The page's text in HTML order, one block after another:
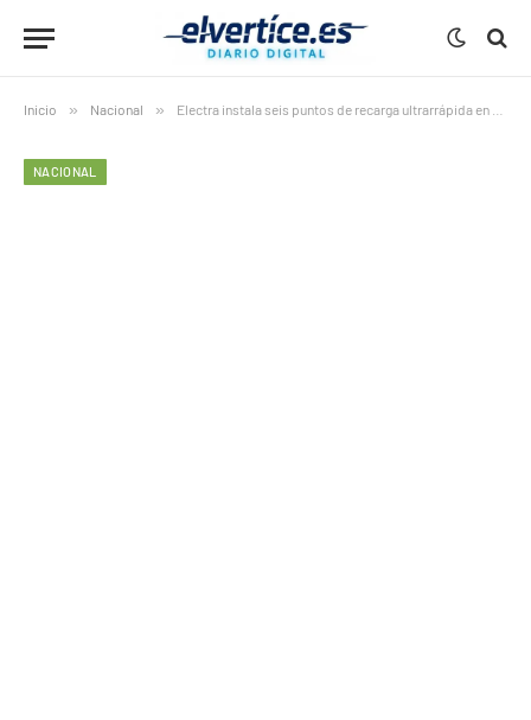
Inicio » Nacional » Electra instala seis puntos de recarga ultrarrápida en Sevilla con inversión de 1,5 millones
NACIONAL